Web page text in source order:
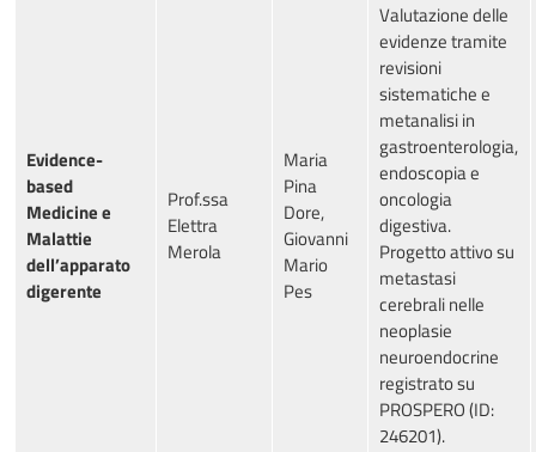
Evidence-
based
Medicine e
Malattie
dell’apparato
digerente
Prof.ssa
Elettra
Merola
Maria
Pina
Dore,
Giovanni
Mario
Pes
Valutazione delle
evidenze tramite
revisioni
sistematiche e
metanalisi in
gastroenterologia,
endoscopia e
oncologia
digestiva.
Progetto attivo su
metastasi
cerebrali nelle
neoplasie
neuroendocrine
registrato su
PROSPERO (ID:
246201).